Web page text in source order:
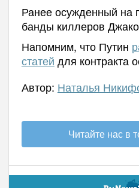
Ранее осужденный на
банды киллеров Джако
Напомним, что Путин
статей для контракта
Автор: Наталья
Читайте нас в